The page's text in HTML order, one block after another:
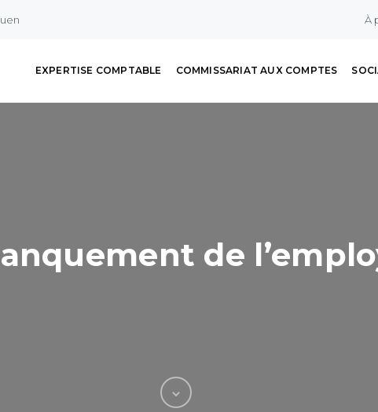
À
EXPERTISE COMPTABLE COMMISSARIAT AUX COMPTES
de